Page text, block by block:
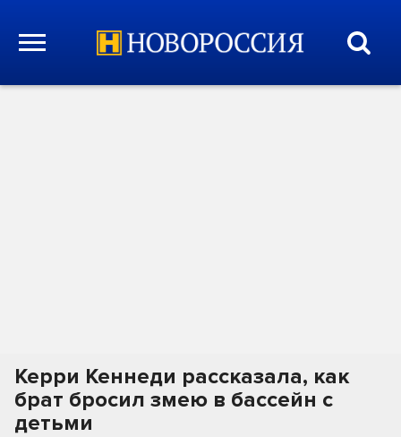
Керри Кеннеди рассказала, как
брат бросил змею в бассейн с
детьми